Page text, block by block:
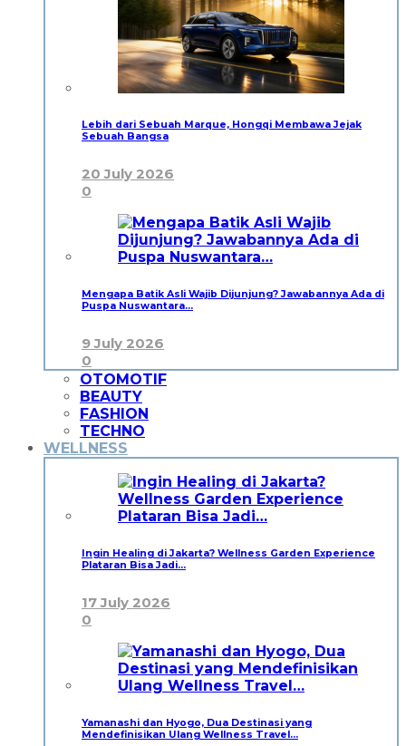
Lebih dari Sebuah Marque, Hongqi Membawa Jejak
Sebuah Bangsa
20 July 2026
0
Mengapa Batik Asli Wajib Dijunjung? Jawabannya Ada di
Puspa Nuswantara…
9 July 2026
0
OTOMOTIF
BEAUTY
FASHION
TECHNO
WELLNESS
Ingin Healing di Jakarta? Wellness Garden Experience
Plataran Bisa Jadi…
17 July 2026
0
Yamanashi dan Hyogo, Dua Destinasi yang
Mendefinisikan Ulang Wellness Travel…